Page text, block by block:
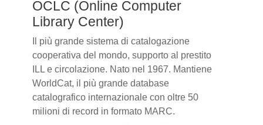
OCLC (Online Computer
Library Center)
Il più grande sistema di catalogazione
cooperativa del mondo, supporto al prestito
ILL e circolazione. Nato nel 1967. Mantiene
WorldCat, il più grande database
catalografico internazionale con oltre 50
milioni di record in formato MARC.